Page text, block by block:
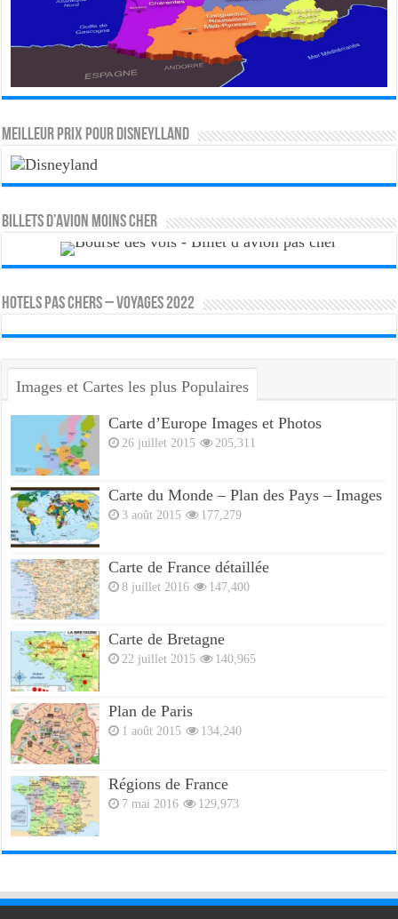
MEILLEUR PRIX POUR DISNEYLLAND
Billets d’avion moins cher
HOTELS PAS CHERS – VOYAGES 2022
Images et Cartes les plus Populaires
Carte d’Europe Images et Photos
26 juillet 2015 205,311
Carte du Monde – Plan des Pays – Images
3 août 2015 177,279
Carte de France détaillée
8 juillet 2016 147,400
Carte de Bretagne
22 juillet 2015 140,965
Plan de Paris
1 août 2015 134,240
Régions de France
7 mai 2016 129,973